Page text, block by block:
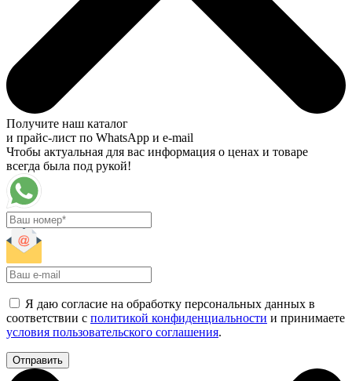
Получите наш каталог
и прайс-лист по WhatsApp и e-mail
Чтобы актуальная для вас информация о ценах и товаре
всегда была под рукой!
Я даю согласие на обработку персональных данных в
соответствии с политикой конфиденциальности и принимаете
условия пользовательского соглашения.